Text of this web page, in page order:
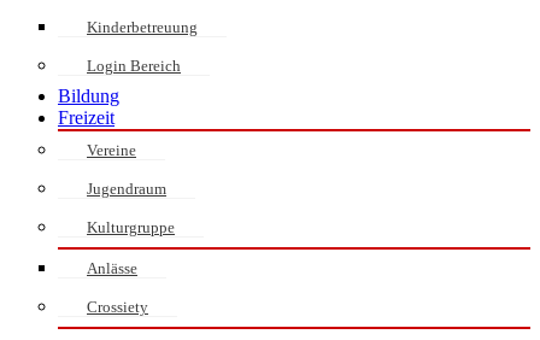
Kinderbetreuung
Login Bereich
Bildung
Freizeit
Vereine
Jugendraum
Kulturgruppe
Anlässe
Crossiety